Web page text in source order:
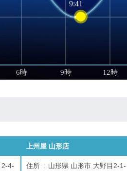
2-4-
上州屋 山形店
住所
山形県 山形市 大野目2-1-